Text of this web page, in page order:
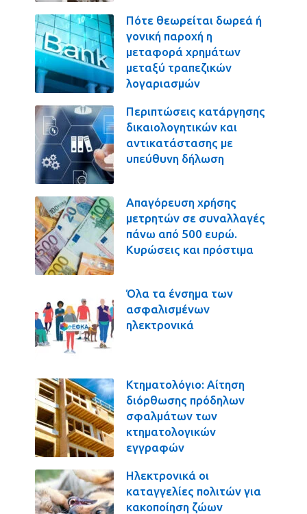
Πότε θεωρείται δωρεά ή
γονική παροχή η
μεταφορά χρημάτων
μεταξύ τραπεζικών
λογαριασμών
Περιπτώσεις κατάργησης
δικαιολογητικών και
αντικατάστασης με
υπεύθυνη δήλωση
Απαγόρευση χρήσης
μετρητών σε συναλλαγές
πάνω από 500 ευρώ.
Κυρώσεις και πρόστιμα
Όλα τα ένσημα των
ασφαλισμένων
ηλεκτρονικά
Κτηματολόγιο: Αίτηση
διόρθωσης πρόδηλων
σφαλμάτων των
κτηματολογικών
εγγραφών
Ηλεκτρονικά οι
καταγγελίες πολιτών για
κακοποίηση ζώων